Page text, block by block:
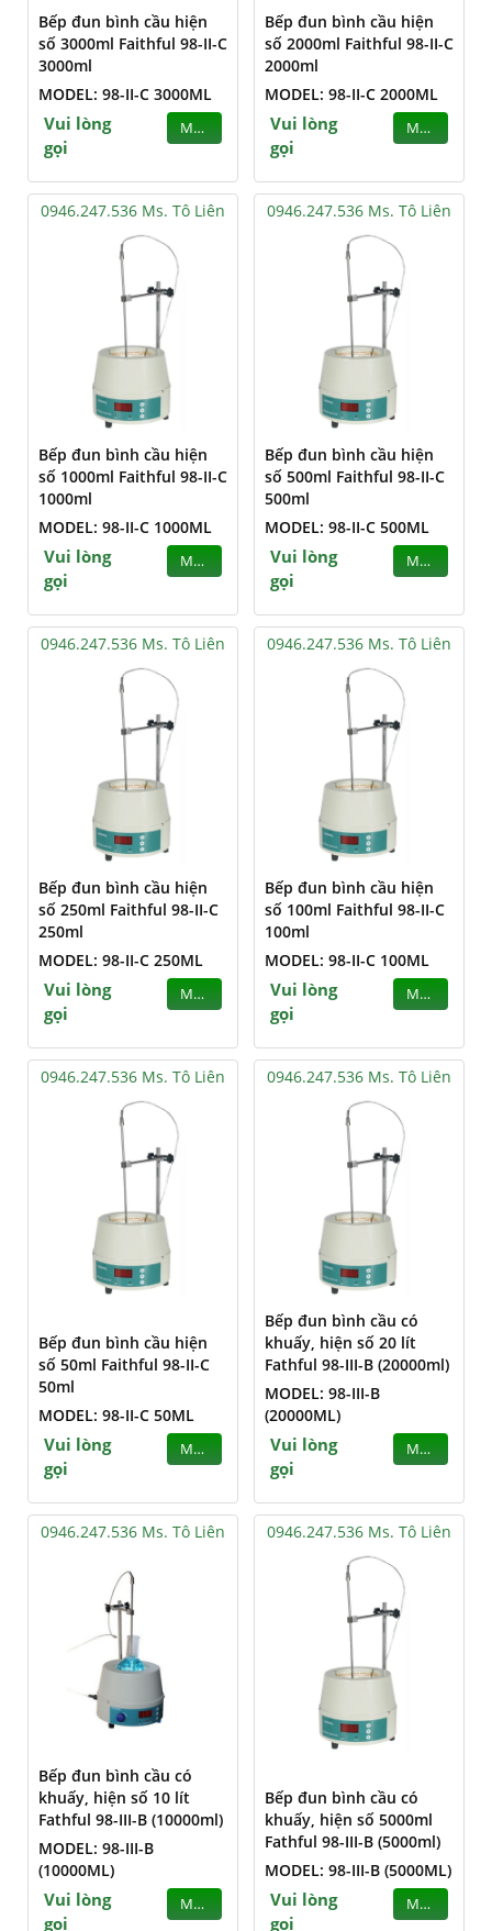
Bếp đun bình cầu hiện
số 3000ml Faithful 98-II-C
3000ml
MODEL: 98-II-C 3000ML
Vui lòng
gọi
MUA
Bếp đun bình cầu hiện
số 2000ml Faithful 98-II-C
2000ml
MODEL: 98-II-C 2000ML
Vui lòng
gọi
MUA
0946.247.536 Ms. Tô Liên
Bếp đun bình cầu hiện
số 1000ml Faithful 98-II-C
1000ml
MODEL: 98-II-C 1000ML
Vui lòng
gọi
MUA
0946.247.536 Ms. Tô Liên
Bếp đun bình cầu hiện
số 500ml Faithful 98-II-C
500ml
MODEL: 98-II-C 500ML
Vui lòng
gọi
MUA
0946.247.536 Ms. Tô Liên
Bếp đun bình cầu hiện
số 250ml Faithful 98-II-C
250ml
MODEL: 98-II-C 250ML
Vui lòng
gọi
MUA
0946.247.536 Ms. Tô Liên
Bếp đun bình cầu hiện
số 100ml Faithful 98-II-C
100ml
MODEL: 98-II-C 100ML
Vui lòng
gọi
MUA
0946.247.536 Ms. Tô Liên
Bếp đun bình cầu hiện
số 50ml Faithful 98-II-C
50ml
MODEL: 98-II-C 50ML
Vui lòng
gọi
MUA
0946.247.536 Ms. Tô Liên
Bếp đun bình cầu có
khuấy, hiện số 20 lít
Fathful 98-III-B (20000ml)
MODEL: 98-III-B
(20000ML)
Vui lòng
gọi
MUA
0946.247.536 Ms. Tô Liên
Bếp đun bình cầu có
khuấy, hiện số 10 lít
Fathful 98-III-B (10000ml)
MODEL: 98-III-B
(10000ML)
Vui lòng
gọi
MUA
0946.247.536 Ms. Tô Liên
Bếp đun bình cầu có
khuấy, hiện số 5000ml
Fathful 98-III-B (5000ml)
MODEL: 98-III-B (5000ML)
Vui lòng
gọi
MUA